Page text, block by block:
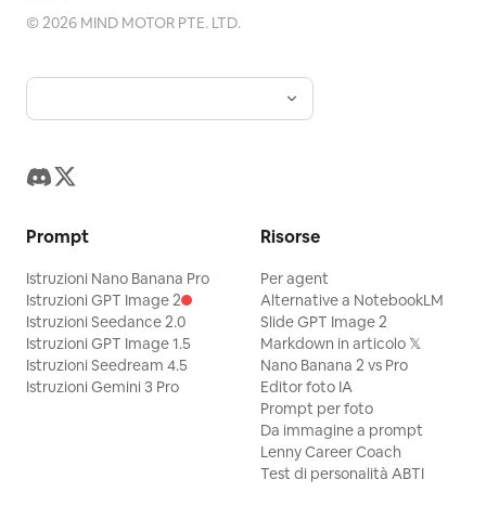
©2026 MIND MOTOR PTE. LTD.
Prompt
Istruzioni Nano Banana Pro
Istruzioni GPT Image 2
Istruzioni Seedance 2.0
Istruzioni GPT Image 1.5
Istruzioni Seedream 4.5
Istruzioni Gemini 3 Pro
Risorse
Per agent
Alternative a NotebookLM
Slide GPT Image 2
Markdown in articolo 𝕏
Nano Banana 2 vs Pro
Editor foto IA
Prompt per foto
Da immagine a prompt
Lenny Career Coach
Test di personalità ABTI